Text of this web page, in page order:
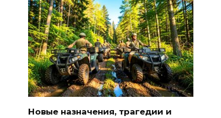
Новые назначения, трагедии и